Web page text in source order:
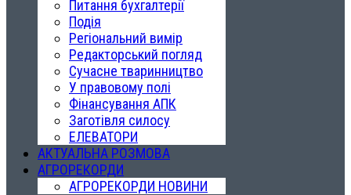
Питання бухгалтерії
Подія
Регіональний вимір
Редакторський погляд
Сучасне тваринництво
У правовому полі
Фінансування АПК
Заготівля силосу
ЕЛЕВАТОРИ
АКТУАЛЬНА РОЗМОВА
АГРОРЕКОРДИ
АГРОРЕКОРДИ НОВИНИ